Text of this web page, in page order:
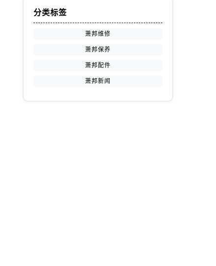
分类标签
萧邦维修
萧邦保养
萧邦配件
萧邦新闻